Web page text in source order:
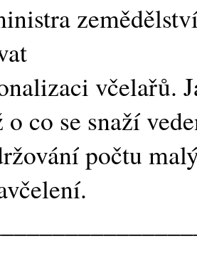
včelařů.
o co se snaží
počtu